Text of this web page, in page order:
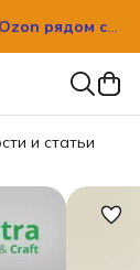
рядом с
рядом с
и статьи